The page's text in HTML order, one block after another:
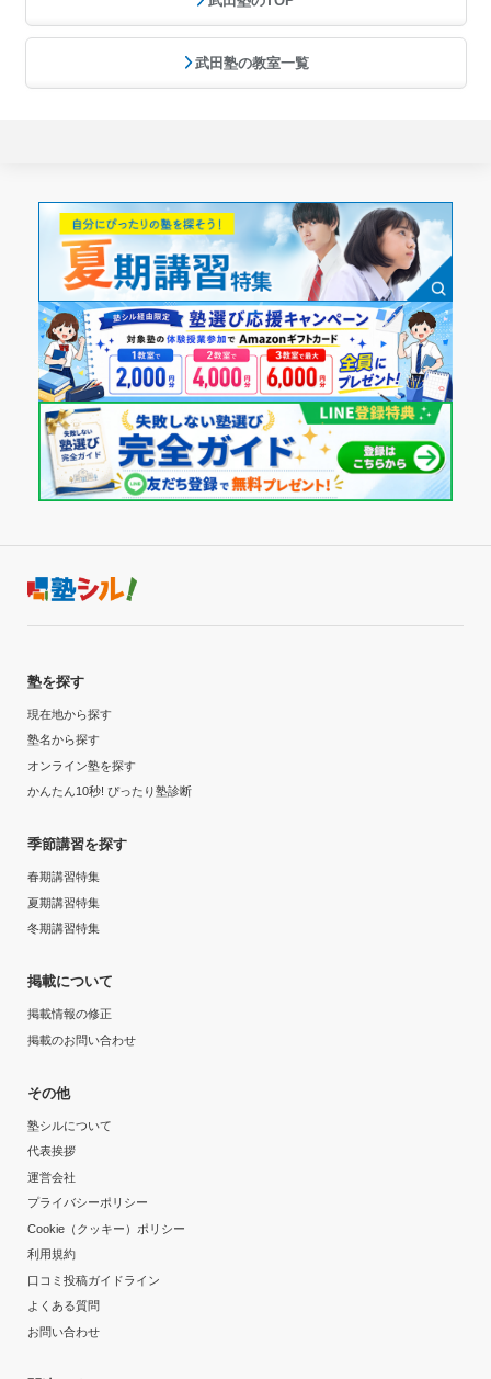
武田塾の教室一覧
塾を探す
現在地から探す
塾名から探す
オンライン塾を探す
かんたん10秒! ぴったり塾診断
季節講習を探す
春期講習特集
夏期講習特集
冬期講習特集
掲載について
掲載情報の修正
掲載のお問い合わせ
その他
塾シルについて
代表挨拶
運営会社
プライバシーポリシー
Cookie（クッキー）ポリシー
利用規約
口コミ投稿ガイドライン
よくある質問
お問い合わせ